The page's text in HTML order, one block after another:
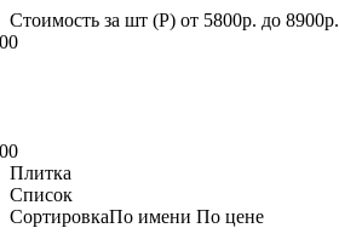
Стоимость за шт (Р) от 5800р. до 8900р.
Плитка
Список
СортировкаПо имени По цене